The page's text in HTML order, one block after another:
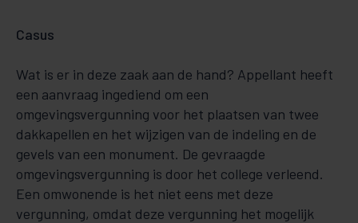
Casus
Wat is er in deze zaak aan de hand? Appellant heeft
een aanvraag ingediend om een
omgevingsvergunning voor het plaatsen van twee
dakkapellen en het wijzigen van de indeling en de
gevels van een monument. De gevraagde
omgevingsvergunning is door het college verleend.
Een omwonende is het niet eens met deze
vergunning, omdat deze vergunning het mogelijk